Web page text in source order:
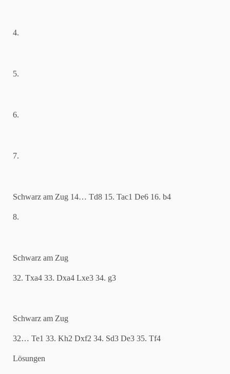
4.
5.
6.
7.
Schwarz am Zug 14… Td8 15. Tac1 De6 16. b4
8.
Schwarz am Zug
32. Txa4 33. Dxa4 Lxe3 34. g3
Schwarz am Zug
32… Te1 33. Kh2 Dxf2 34. Sd3 De3 35. Tf4
Lösungen